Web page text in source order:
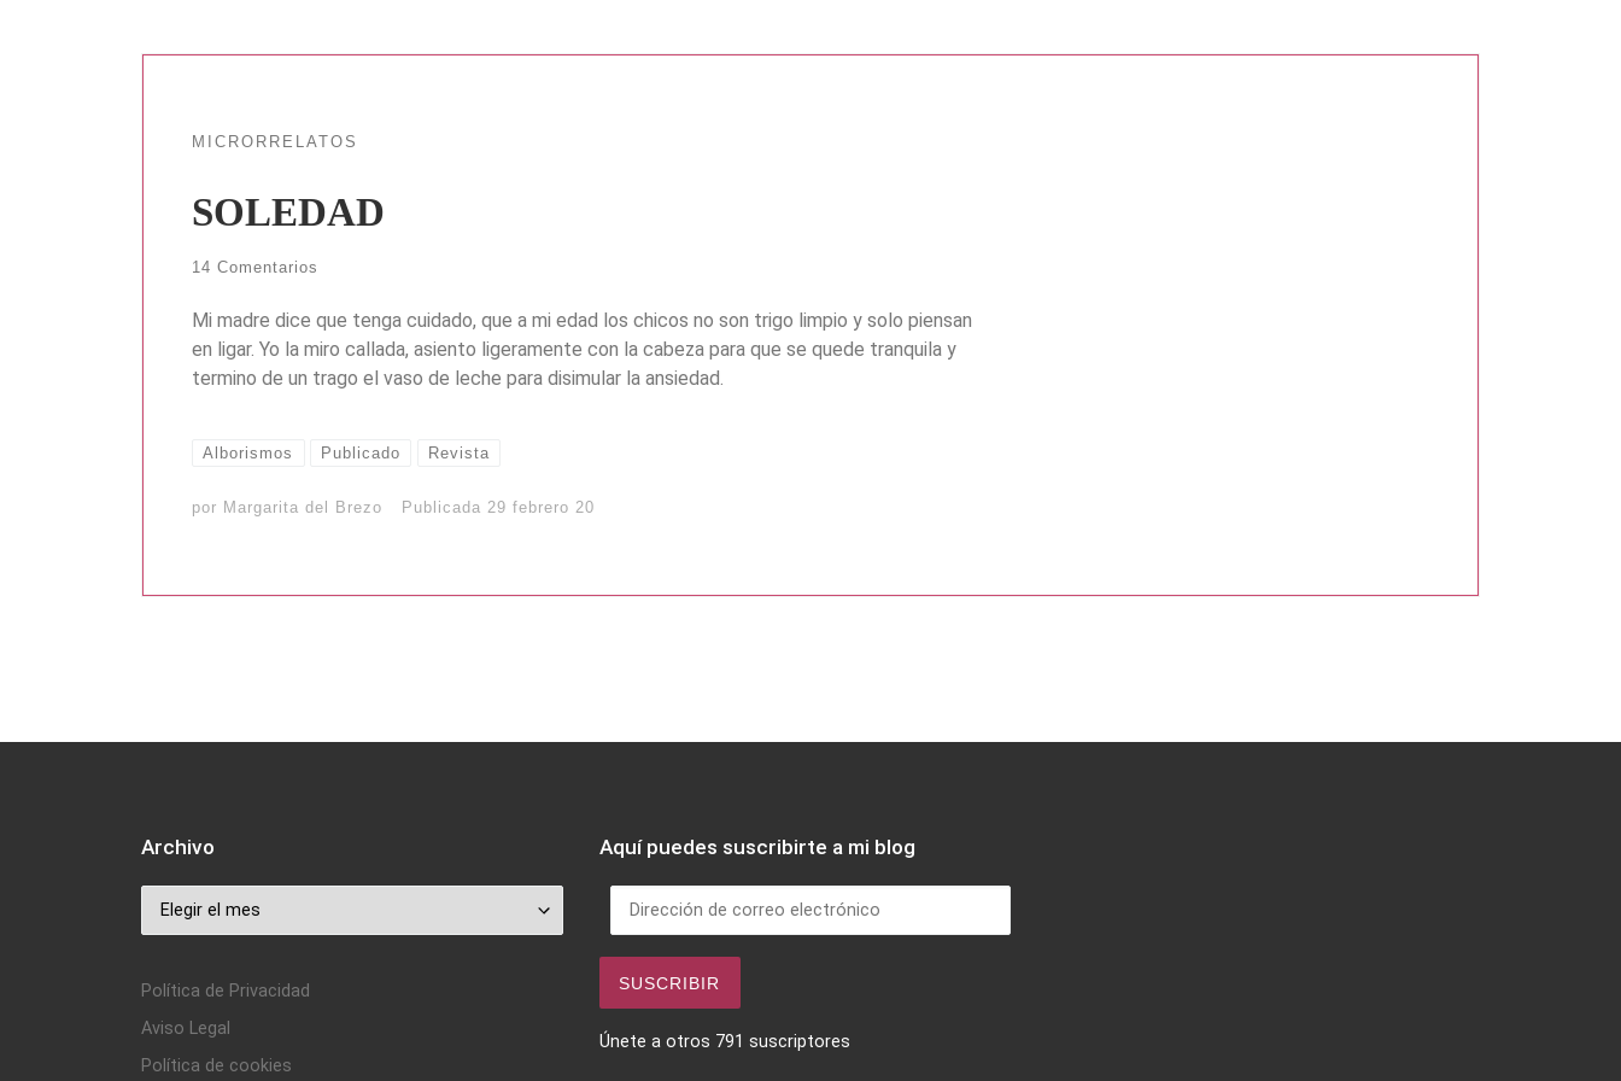
MICRORRELATOS
SOLEDAD
14 Comentarios
Mi madre dice que tenga cuidado, que a mi edad los chicos no son trigo limpio y solo piensan
en ligar. Yo la miro callada, asiento ligeramente con la cabeza para que se quede tranquila y
termino de un trago el vaso de leche para disimular la ansiedad.
Alborismos Publicado Revista
por Margarita del Brezo Publicada 29 febrero 20
Archivo
Archivo
Política de Privacidad
Aviso Legal
Política de cookies
Aquí puedes suscribirte a mi blog
Dirección de correo electrónico
SUSCRIBIR
Únete a otros 791 suscriptores